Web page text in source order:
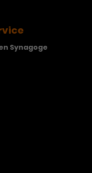
Synagoge